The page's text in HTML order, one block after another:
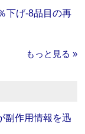
下げ‐8品目の再
もっと見る »
副作用情報を迅